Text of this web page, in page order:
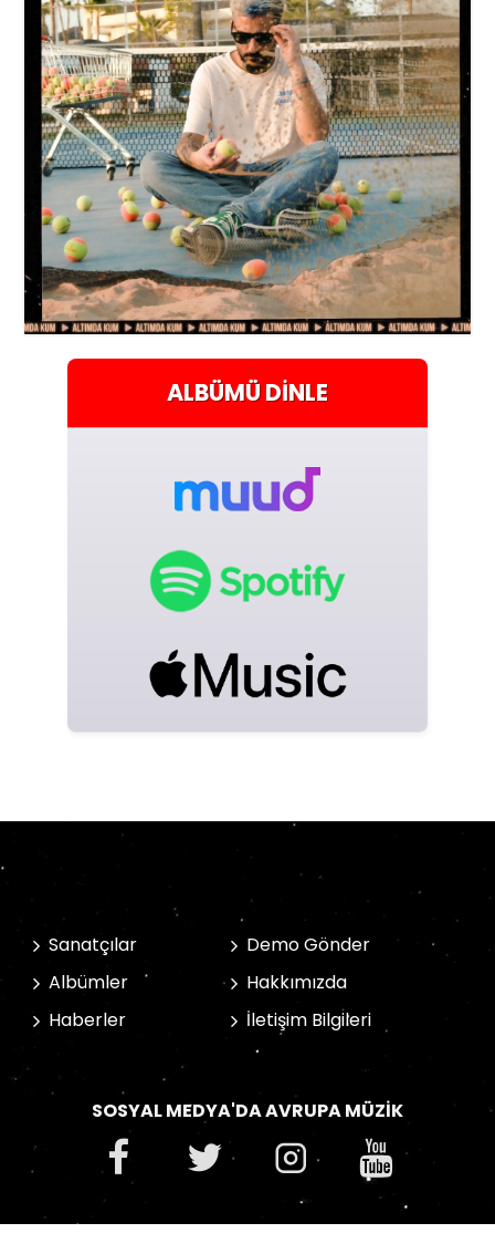
ALBÜMÜDINLE
Sanatçılar
Albümler
Haberler
Demo Gönder
Hakkımızda
İletişim Bilgileri
SOSYAL MEDYA'DA AVRUPA MÜZIK